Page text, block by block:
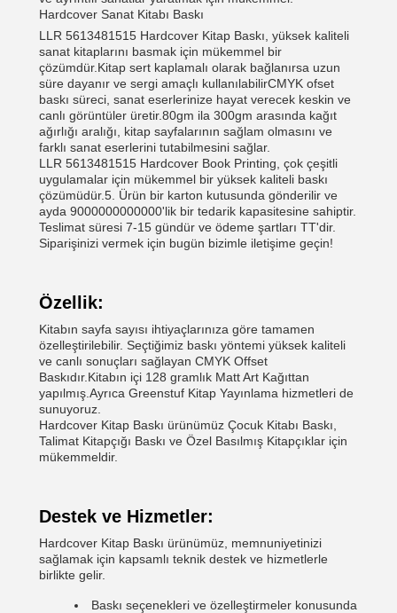
Hardcover Sanat Kitabı Baskı
LLR 5613481515 Hardcover Kitap Baskı, yüksek kaliteli
sanat kitaplarını basmak için mükemmel bir
çözümdür.Kitap sert kaplamalı olarak bağlanırsa uzun
süre dayanır ve sergi amaçlı kullanılabilirCMYK ofset
baskı süreci, sanat eserlerinize hayat verecek keskin ve
canlı görüntüler üretir.80gm ila 300gm arasında kağıt
ağırlığı aralığı, kitap sayfalarının sağlam olmasını ve
farklı sanat eserlerini tutabilmesini sağlar.
LLR 5613481515 Hardcover Book Printing, çok çeşitli
uygulamalar için mükemmel bir yüksek kaliteli baskı
çözümüdür.5. Ürün bir karton kutusunda gönderilir ve
ayda 9000000000000'lik bir tedarik kapasitesine sahiptir.
Teslimat süresi 7-15 gündür ve ödeme şartları TT'dir.
Siparişinizi vermek için bugün bizimle iletişime geçin!
Özellik:
Kitabın sayfa sayısı ihtiyaçlarınıza göre tamamen
özelleştirilebilir. Seçtiğimiz baskı yöntemi yüksek kaliteli
ve canlı sonuçları sağlayan CMYK Offset
Baskıdır.Kitabın içi 128 gramlık Matt Art Kağıttan
yapılmış.Ayrıca Greenstuf Kitap Yayınlama hizmetleri de
sunuyoruz.
Hardcover Kitap Baskı ürünümüz Çocuk Kitabı Baskı,
Talimat Kitapçığı Baskı ve Özel Basılmış Kitapçıklar için
mükemmeldir.
Destek ve Hizmetler:
Hardcover Kitap Baskı ürünümüz, memnuniyetinizi
sağlamak için kapsamlı teknik destek ve hizmetlerle
birlikte gelir.
Baskı seçenekleri ve özelleştirmeler konusunda